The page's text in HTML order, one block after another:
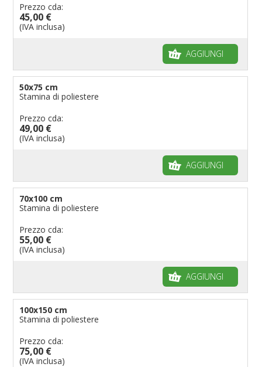
Prezzo cda:
45,00 €
(IVA inclusa)
AGGIUNGI
50x75 cm
Stamina di poliestere
Prezzo cda:
49,00 €
(IVA inclusa)
AGGIUNGI
70x100 cm
Stamina di poliestere
Prezzo cda:
55,00 €
(IVA inclusa)
AGGIUNGI
100x150 cm
Stamina di poliestere
Prezzo cda:
75,00 €
(IVA inclusa)